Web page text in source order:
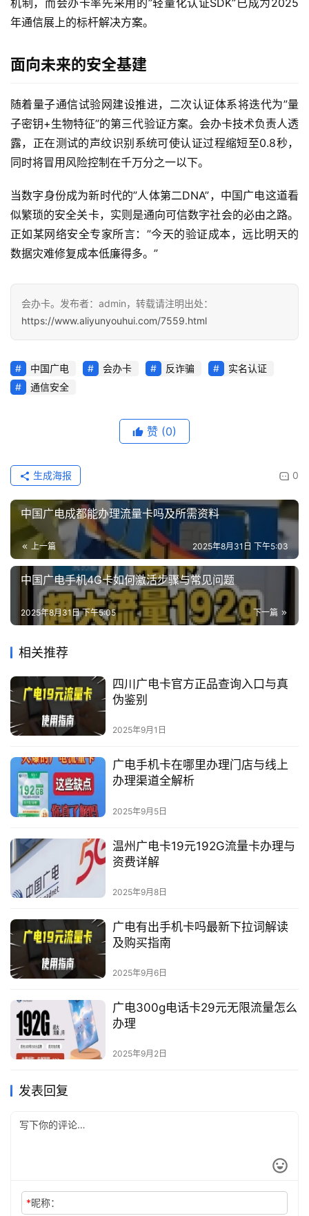
宽
带
随
W
i
F
i
快
讯
更
多
机制，而会办卡率先采用的”轻量化认证SDK”已成为2025
年通信展上的标杆解决方案。
面向未来的安全基建
随着量子通信试验网建设推进，二次认证体系将迭代为”量
子密钥+生物特征”的第三代验证方案。会办卡技术负责人透
露，正在测试的声纹识别系统可使认证过程缩短至0.8秒，
同时将冒用风险控制在千万分之一以下。
当数字身份成为新时代的”人体第二DNA”，中国广电这道看
似繁琐的安全关卡，实则是通向可信数字社会的必由之路。
正如某网络安全专家所言：”今天的验证成本，远比明天的
数据灾难修复成本低廉得多。”
会办卡。发布者：admin，转载请注明出处：
https://www.aliyunyouhui.com/7559.html
中国广电 会办卡 反诈骗
实名认证
通信安全
赞 (0)
0
生成海报
中国广电成都能办理流量卡吗及所需资料
上一篇 2025年8月31日 下午5:03
中国广电手机4G卡如何激活步骤与常见问题
下一篇
2025年8月31日 下午5:05
相关推荐
四川广电卡官方正品查询入口与真
伪鉴别
2025年9月1日
广电手机卡在哪里办理门店与线上
办理渠道全解析
2025年9月5日
温州广电卡19元192G流量卡办理与
资费详解
2025年9月8日
广电有出手机卡吗最新下拉词解读
及购买指南
2025年9月6日
广电300g电话卡29元无限流量怎么
办理
2025年9月2日
发表回复
*昵称：